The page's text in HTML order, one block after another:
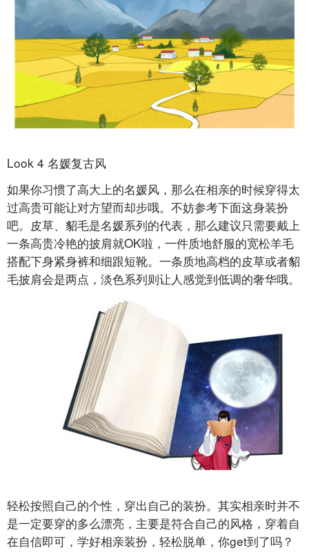
Look 4 名媛复古风
如果你习惯了高大上的名媛风，那么在相亲的时候穿得太
过高贵可能让对方望而却步哦。不妨参考下面这身装扮
吧。皮草、貂毛是名媛系列的代表，那么建议只需要戴上
一条高贵冷艳的披肩就OK啦，一件质地舒服的宽松羊毛
搭配下身紧身裤和细跟短靴。一条质地高档的皮草或者貂
毛披肩会是两点，淡色系列则让人感觉到低调的奢华哦。
轻松按照自己的个性，穿出自己的装扮。其实相亲时并不
是一定要穿的多么漂亮，主要是符合自己的风格，穿着自
在自信即可，学好相亲装扮，轻松脱单，你get到了吗？